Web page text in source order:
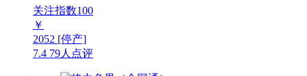
关注指数100
￥
2052 [停产]
7.4 79人点评